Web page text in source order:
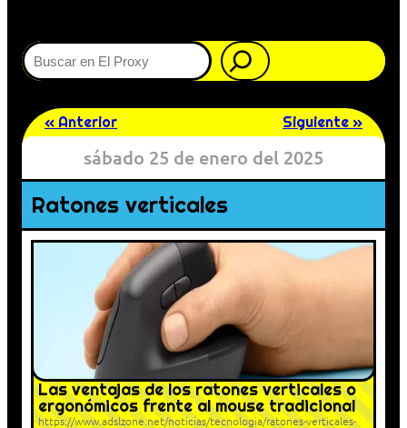
Buscar
« Anterior Siguiente »
sábado 25 de enero del 2025
Ratones verticales
Las ventajas de los ratones verticales o
ergonómicos frente al mouse tradicional
https://www.adslzone.net/noticias/tecnologia/ratones-verticales-